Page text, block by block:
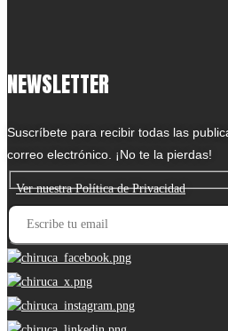
NEWSLETTER
Suscríbete para recibir todas las
correo electrónico. ¡No te la pierdas!
Ver nuestra Política de Privacidad